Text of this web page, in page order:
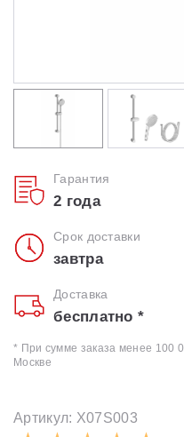
Гидромассаж для
Умывальники
Гарантия
2 года
Срок доставки
завтра
Доставка
бесплатно *
* При сумме заказа менее 100
Москве
Артикул: X07S003